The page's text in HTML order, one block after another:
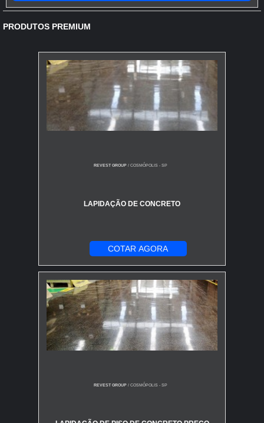
proteção com comprometimento com o resultado dos
clientes.MAIS SOBRE...
PRODUTOS PREMIUM
REVEST GROUP/ COSMÓPOLIS - SP
LAPIDAÇÃO DE CONCRETO
COTAR AGORA
REVEST GROUP/ COSMÓPOLIS - SP